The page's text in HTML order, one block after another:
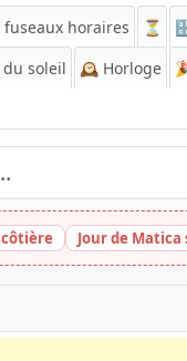
horaires ⏳
du soleil 🕰️ Horloge
côtière Jour de Matica